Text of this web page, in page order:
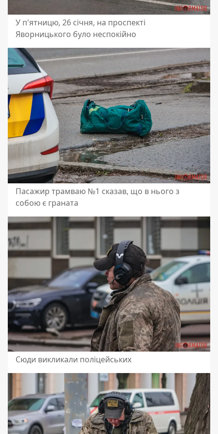
У п'ятницю, 26 січня, на проспекті
Яворницького було неспокійно
Пасажир трамваю №1 сказав, що в нього з
собою є граната
Сюди викликали поліцейських